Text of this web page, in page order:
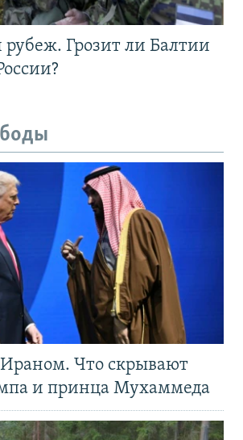
Грозит ли Балтии
Что скрывают
и принца Мухаммеда